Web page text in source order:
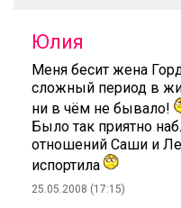
Юлия
Меня бесит жена
сложный период в
ни в чём не бывало!
Было так приятно
отношений Саши и
испортила
25.05.2008 (17:15)